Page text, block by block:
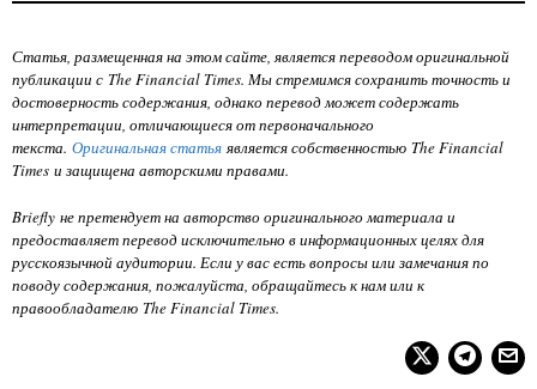
Статья, размещенная на этом сайте, является переводом оригинальной
публикации с The Financial Times. Мы стремимся сохранить точность и
достоверность содержания, однако перевод может содержать
интерпретации, отличающиеся от первоначального
текста. Оригинальная статьяявляется собственностью The Financial
Times и защищена авторскими правами.
Briefly не претендует на авторство оригинального материала и
предоставляет перевод исключительно в информационных целях для
русскоязычной аудитории. Если у вас есть вопросы или замечания по
поводу содержания, пожалуйста, обращайтесь к нам или к
правообладателю The Financial Times.